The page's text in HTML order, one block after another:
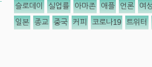
슬로데이 실업률 아마존 애플 언론 여
일본 종교 중국 커피 코로나19 트위터